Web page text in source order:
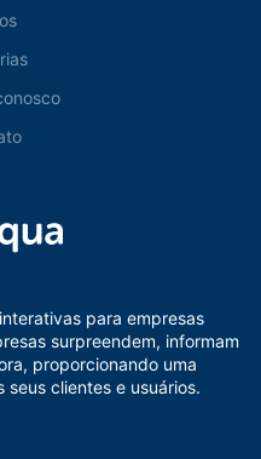
para empresas
surpreendem, informam
proporcionando uma
clientes e usuários.